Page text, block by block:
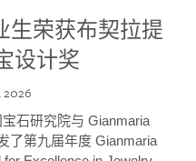
生荣获布契拉提
设计奖
2026
石研究院与 Gianmaria
了第九届年度 Gianmaria